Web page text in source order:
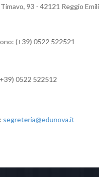
93 - 42121 Reggio
(+39) 0522 522521
0522 522512
segreteria@edunova.it